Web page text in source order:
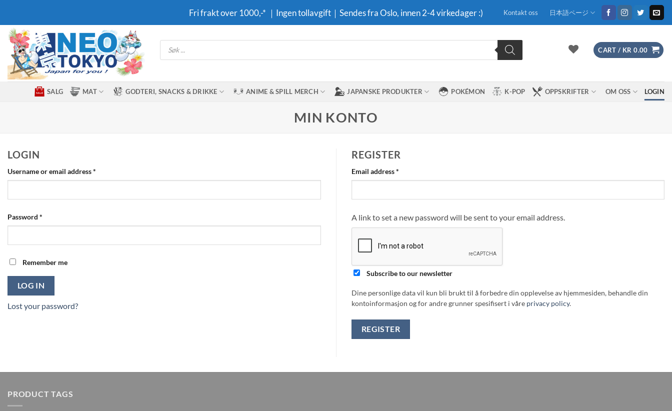
content
Fri frakt over 1000,-* ｜Ingen tollavgift｜Sendes fra Oslo, innen 2-4 virkedager :) Kontakt oss 日本語ページ
Products
search
CART / KR 0.00
SALG MAT GODTERI, SNACKS & DRIKKE ANIME & SPILL MERCH JAPANSKE PRODUKTER POKÉMON K-POP OPPSKRIFTER OM OSS LOGIN
MIN KONTO
LOGIN
Username or email address*
Password *
Remember me
LOG IN
Lost your password?
REGISTER
Email address*
A link to set a new password will be sent to your email address.
Subscribe to our newsletter
Dine personlige data vil kun bli brukt til å forbedre din opplevelse av hjemmesiden, behandle din
kontoinformasjon og for andre grunner spesifisert i våre privacy policy.
REGISTER
PRODUCT TAGS